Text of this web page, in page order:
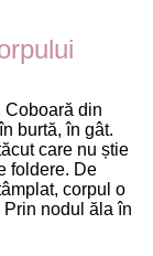
Coboară din
burtă, în gât.
care nu știe
foldere. De
corpul o
nodul ăla în